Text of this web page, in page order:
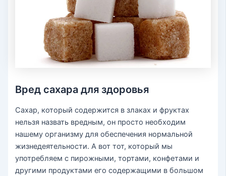
Вред сахара для здоровья
Сахар, который содержится в злаках и фруктах
нельзя назвать вредным, он просто необходим
нашему организму для обеспечения нормальной
жизнедеятельности. А вот тот, который мы
употребляем с пирожными, тортами, конфетами и
другими продуктами его содержащими в большом